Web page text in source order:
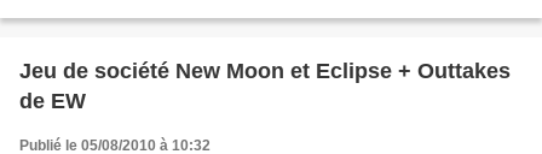
Jeu de société New Moon et Eclipse + Outtakes
de EW
Publié le 05/08/2010 à 10:32